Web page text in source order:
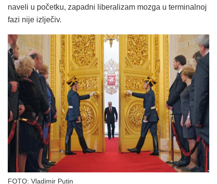
naveli u početku, zapadni liberalizam mozga u terminalnoj
fazi nije izlječiv.
FOTO: Vladimir Putin